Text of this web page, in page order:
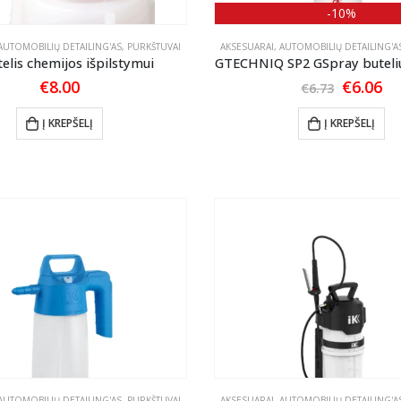
DETAILING'AS, PURKŠTUVAI
chemijos išpilstymui
€8.00
Į KREPŠELĮ
-10%
AKSESUARAI, AUTOMOBILIŲ
GTECHNIQ SP2 GSpray
€6.73 Original
was:
€6.73.
€6.06
Į KREPŠELĮ